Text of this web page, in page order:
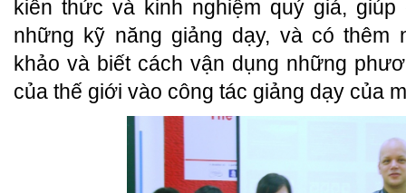
kiến thức và kinh nghiệm quý giá,
những kỹ năng giảng dạy, và có thêm
khảo và biết cách vận dụng những
của thế giới vào công tác giảng dạy của